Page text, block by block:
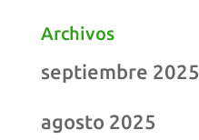
Archivos
septiembre 2025
agosto 2025